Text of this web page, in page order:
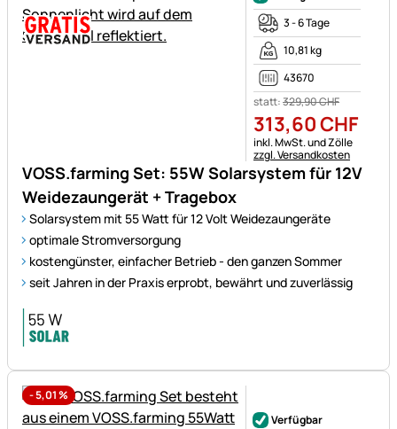
VOSS.farming Set: 55W Solarsystem für 12V
Weidezaungerät + Tragebox
Solarsystem mit 55 Watt für 12 Volt Weidezaungeräte
optimale Stromversorgung
kostengünster, einfacher Betrieb - den ganzen Sommer
seit Jahren in der Praxis erprobt, bewährt und zuverlässig
3 - 6 Tage
10,81 kg
43670
statt:329,90CHF
313,60CHF
Steuerhinweis:
inkl. MwSt. und Zölle
zzgl. Versandkosten
-5,01%
Verfügbar